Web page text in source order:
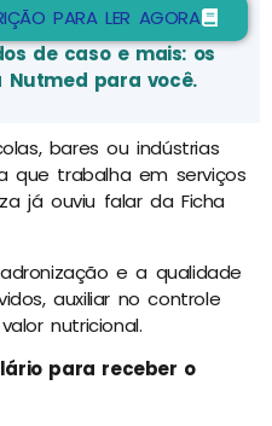
PARA LER AGORA
de caso e mais: os
Nutmed para você.
bares ou indústrias
que trabalha em serviços
já ouviu falar da Ficha
e a qualidade
auxiliar no controle
nutricional.
para receber o